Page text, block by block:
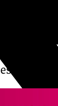
entidad
la
de